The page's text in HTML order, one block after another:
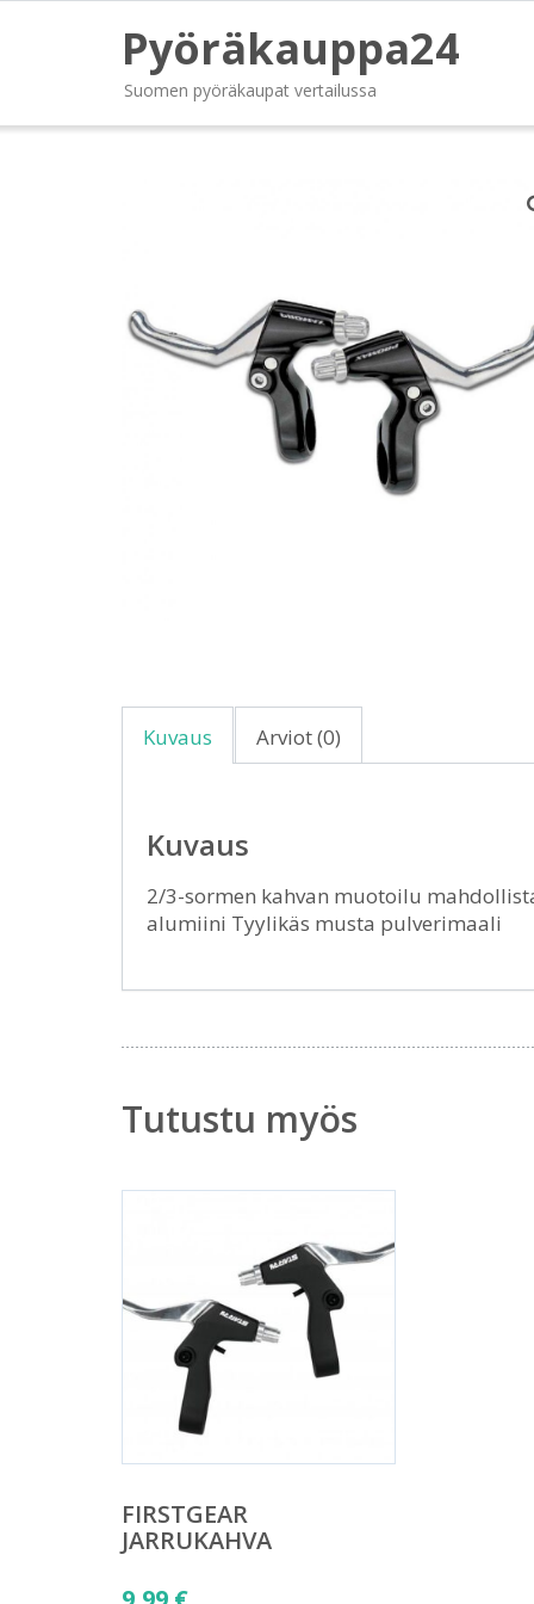
Pyöräkauppa24
Suomen pyöräkaupat vertailussa
Kuvaus Arviot (0)
Kuvaus
2/3-sormen kahvan muotoilu
alumiini Tyylikäs musta pulverimaali
Tutustu myös
FIRSTGEAR
JARRUKAHVA